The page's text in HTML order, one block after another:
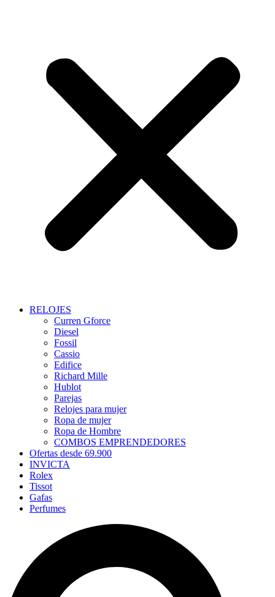
RELOJES
Curren Gforce
Diesel
Fossil
Cassio
Edifice
Richard Mille
Hublot
Parejas
Relojes para mujer
Ropa de mujer
Ropa de Hombre
COMBOS EMPRENDEDORES
Ofertas desde 69.900
INVICTA
Rolex
Tissot
Gafas
Perfumes